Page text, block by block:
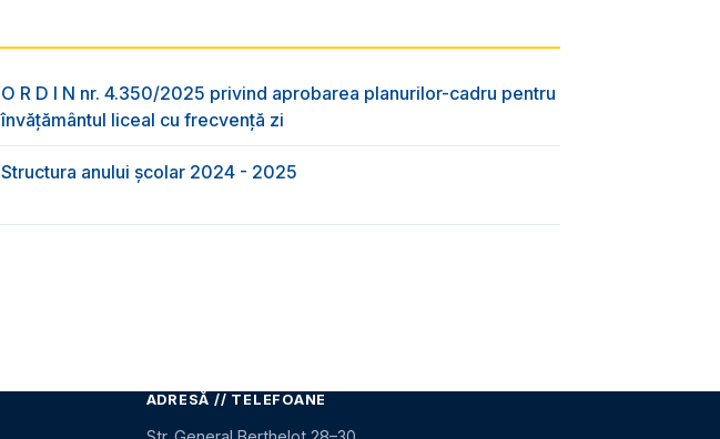
O R D I N nr. 4.350/2025 privind aprobarea planurilor-cadru pentru
învățământul liceal cu frecvență zi
Structura anului școlar 2024 - 2025
ADRESĂ // TELEFOANE